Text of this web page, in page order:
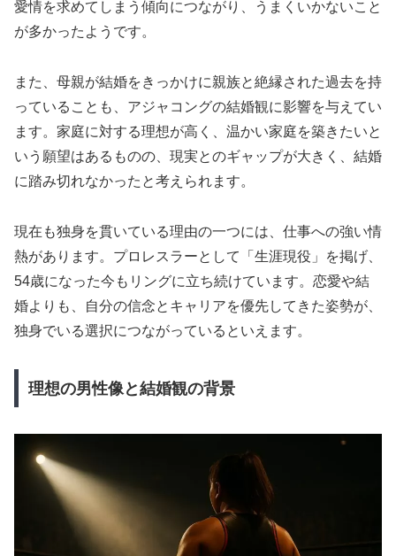
愛情を求めてしまう傾向につながり、うまくいかないこと
が多かったようです。
また、母親が結婚をきっかけに親族と絶縁された過去を持
っていることも、アジャコングの結婚観に影響を与えてい
ます。家庭に対する理想が高く、温かい家庭を築きたいと
いう願望はあるものの、現実とのギャップが大きく、結婚
に踏み切れなかったと考えられます。
現在も独身を貫いている理由の一つには、仕事への強い情
熱があります。プロレスラーとして「生涯現役」を掲げ、
54歳になった今もリングに立ち続けています。恋愛や結
婚よりも、自分の信念とキャリアを優先してきた姿勢が、
独身でいる選択につながっているといえます。
理想の男性像と結婚観の背景